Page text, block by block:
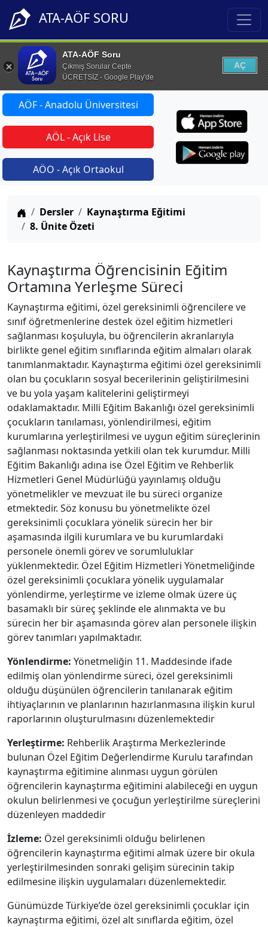
ATA-AÖF SORU
ATA-AÖF Soru
Çıkmış Sorular Cepte
ÜCRETSİZ - Google Play'de
AÇ
AÖF - Anadolu Üniversitesi
AÖL - Açık Lise
AÖO - Açık Ortaokul
Anasayfa
Dersler
Kaynaştırma Eğitimi
8. Ünite Özeti
Kaynaştırma Öğrencisinin Eğitim
Ortamına Yerleşme Süreci
Kaynaştırma eğitimi, özel gereksinimli öğrencilere ve
sınıf öğretmenlerine destek özel eğitim hizmetleri
sağlanması koşuluyla, bu öğrencilerin akranlarıyla
birlikte genel eğitim sınıflarında eğitim almaları olarak
tanımlanmaktadır. Kaynaştırma eğitimi özel gereksinimli
olan bu çocukların sosyal becerilerinin geliştirilmesini
ve bu yola yaşam kalitelerini geliştirmeyi
odaklamaktadır. Milli Eğitim Bakanlığı özel gereksinimli
çocukların tanılaması, yönlendirilmesi, eğitim
kurumlarına yerleştirilmesi ve uygun eğitim süreçlerinin
sağlanması noktasında yetkili olan tek kurumdur. Milli
Eğitim Bakanlığı adına ise Özel Eğitim ve Rehberlik
Hizmetleri Genel Müdürlüğü yayınlamış olduğu
yönetmelikler ve mevzuat ile bu süreci organize
etmektedir. Söz konusu bu yönetmelikte özel
gereksinimli çocuklara yönelik sürecin her bir
aşamasında ilgili kurumlara ve bu kurumlardaki
personele önemli görev ve sorumluluklar
yüklenmektedir. Özel Eğitim Hizmetleri Yönetmeliğinde
özel gereksinimli çocuklara yönelik uygulamalar
yönlendirme, yerleştirme ve izleme olmak üzere üç
basamaklı bir süreç şeklinde ele alınmakta ve bu
sürecin her bir aşamasında görev alan personele ilişkin
görev tanımları yapılmaktadır.
Yönlendirme: Yönetmeliğin 11. Maddesinde ifade
edilmiş olan yönlendirme süreci, özel gereksinimli
olduğu düşünülen öğrencilerin tanılanarak eğitim
ihtiyaçlarının ve planlarının hazırlanmasına ilişkin kurul
raporlarının oluşturulmasını düzenlemektedir
Yerleştirme: Rehberlik Araştırma Merkezlerinde
bulunan Özel Eğitim Değerlendirme Kurulu tarafından
kaynaştırma eğitimine alınması uygun görülen
öğrencilerin kaynaştırma eğitimini alabileceği en uygun
okulun belirlenmesi ve çocuğun yerleştirilme süreçlerini
düzenleyen maddedir
İzleme: Özel gereksinimli olduğu belirlenen
öğrencilerin kaynaştırma eğitimi almak üzere bir okula
yerleştirilmesinden sonraki gelişim sürecinin takip
edilmesine ilişkin uygulamaları düzenlemektedir.
Günümüzde Türkiye’de özel gereksinimli çocuklar için
kaynaştırma eğitimi, özel alt sınıflarda eğitim, özel